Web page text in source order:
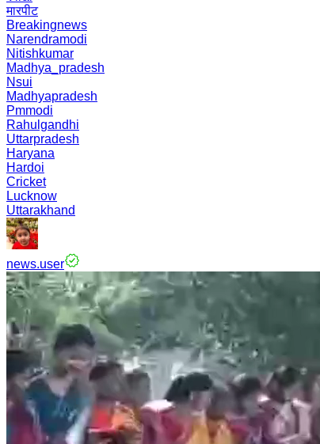
मारपीट
Breakingnews
Narendramodi
Nitishkumar
Madhya_pradesh
Nsui
Madhyapradesh
Pmmodi
Rahulgandhi
Uttarpradesh
Haryana
Hardoi
Cricket
Lucknow
Uttarakhand
news.user